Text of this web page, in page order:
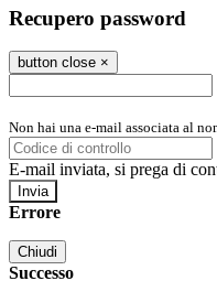
Recupero password
button close ×
Non hai una e-mail associata al
E-mail inviata, si prega di
Errore
Chiudi
Successo